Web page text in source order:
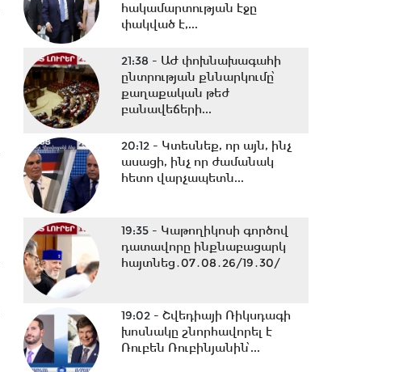
հակամարտության էջը
փակված է,...
21:38 - ԱԺ փոխնախագահի
ընտրության քննարկումը՝
քաղաքական թեժ
բանավեճերի...
20:12 - Կտեսնեք, որ այն, ինչ
ասացի, ինչ որ ժամանակ
հետո վարչապետն...
19:35 - Կաթողիկոսի գործով
դատավորը ինքնաբացարկ
հայտնեց․07․08․26/19․30/
19:02 - Շվեդիայի Ռիկսդագի
խոսնակը շնորհավորել է
Ռուբեն Ռուբինյանին՝...